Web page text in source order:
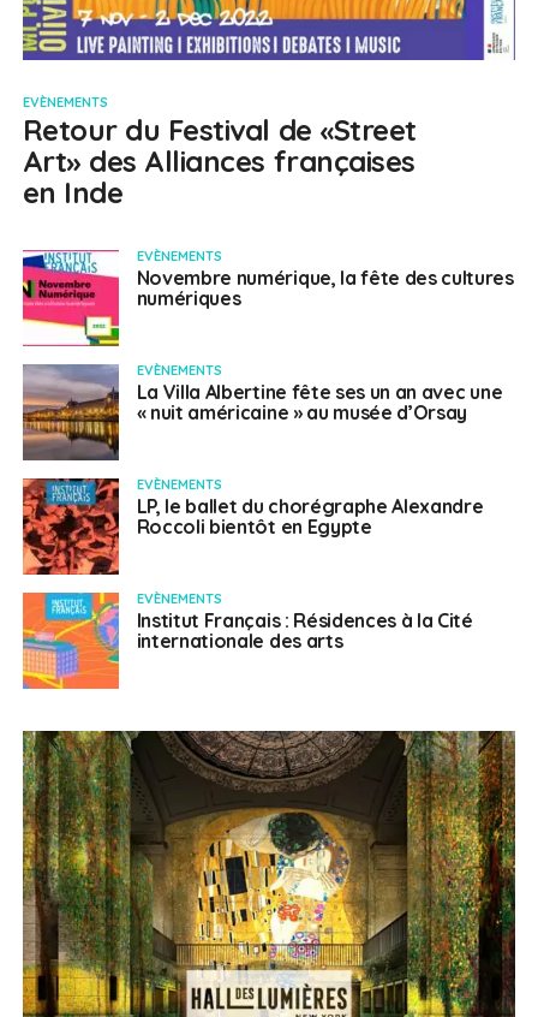
EVÈNEMENTS
Retour du Festival de «Street
Art» des Alliances françaises
en Inde
EVÈNEMENTS
Novembre numérique, la fête des cultures
numériques
EVÈNEMENTS
La Villa Albertine fête ses un an avec une
« nuit américaine » au musée d’Orsay
EVÈNEMENTS
LP, le ballet du chorégraphe Alexandre
Roccoli bientôt en Egypte
EVÈNEMENTS
Institut Français : Résidences à la Cité
internationale des arts